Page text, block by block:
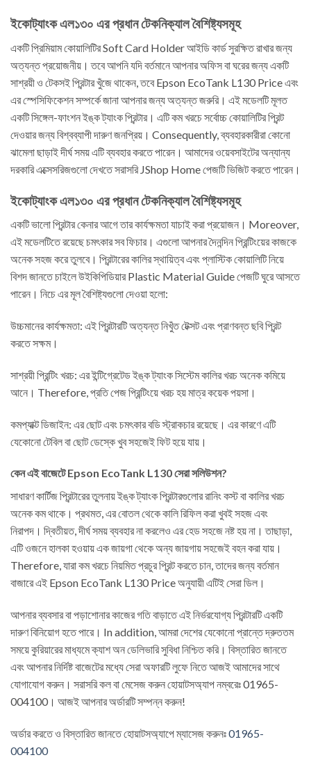
ইকোট্যাংক এল১৩০ এর প্রধান টেকনিক্যাল বৈশিষ্ট্যসমূহ
একটি প্রিমিয়াম কোয়ালিটির Soft Card Holder আইডি কার্ড সুরক্ষিত রাখার জন্য
অত্যন্ত প্রয়োজনীয়। তবে আপনি যদি বর্তমানে আপনার অফিস বা ঘরের জন্য একটি
সাশ্রয়ী ও টেকসই প্রিন্টার খুঁজে থাকেন, তবে Epson EcoTank L130 Price এবং
এর স্পেসিফিকেশন সম্পর্কে জানা আপনার জন্য অত্যন্ত জরুরি। এই মডেলটি মূলত
একটি সিঙ্গেল-ফাংশন ইঙ্ক ট্যাংক প্রিন্টার। এটি কম খরচে সর্বোচ্চ কোয়ালিটির প্রিন্ট
দেওয়ার জন্য বিশ্বব্যাপী দারুণ জনপ্রিয়। Consequently, ব্যবহারকারীরা কোনো
ঝামেলা ছাড়াই দীর্ঘ সময় এটি ব্যবহার করতে পারেন। আমাদের ওয়েবসাইটের অন্যান্য
দরকারি এক্সেসরিজগুলো দেখতে সরাসরি JShop Home পেজটি ভিজিট করতে পারেন।
ইকোট্যাংক এল১৩০ এর প্রধান টেকনিক্যাল বৈশিষ্ট্যসমূহ
একটি ভালো প্রিন্টার কেনার আগে তার কার্যক্ষমতা যাচাই করা প্রয়োজন। Moreover,
এই মডেলটিতে রয়েছে চমৎকার সব ফিচার। এগুলো আপনার দৈনন্দিন প্রিন্টিংয়ের কাজকে
অনেক সহজ করে তুলবে। প্রিন্টারের কালির স্থায়িত্ব এবং প্লাস্টিক কোয়ালিটি নিয়ে
বিশদ জানতে চাইলে উইকিপিডিয়ার Plastic Material Guide পেজটি ঘুরে আসতে
পারেন। নিচে এর মূল বৈশিষ্ট্যগুলো দেওয়া হলো:
উচ্চমানের কার্যক্ষমতা: এই প্রিন্টারটি অত্যন্ত নিখুঁত টেক্সট এবং প্রাণবন্ত ছবি প্রিন্ট
করতে সক্ষম।
সাশ্রয়ী প্রিন্টিং খরচ: এর ইন্টিগ্রেটেড ইঙ্ক ট্যাংক সিস্টেম কালির খরচ অনেক কমিয়ে
আনে। Therefore, প্রতি পেজ প্রিন্টিংয়ে খরচ হয় মাত্র কয়েক পয়সা।
কমপ্যাক্ট ডিজাইন: এর ছোট এবং চমৎকার বডি স্ট্রাকচার রয়েছে। এর কারণে এটি
যেকোনো টেবিল বা ছোট ডেস্কে খুব সহজেই ফিট হয়ে যায়।
কেন এই বাজেটে Epson EcoTank L130 সেরা সলিউশন?
সাধারণ কার্টিজ প্রিন্টারের তুলনায় ইঙ্ক ট্যাংক প্রিন্টারগুলোর রানিং কস্ট বা কালির খরচ
অনেক কম থাকে। প্রথমত, এর বোতল থেকে কালি রিফিল করা খুবই সহজ এবং
নিরাপদ। দ্বিতীয়ত, দীর্ঘ সময় ব্যবহার না করলেও এর হেড সহজে নষ্ট হয় না। তাছাড়া,
এটি ওজনে হালকা হওয়ায় এক জায়গা থেকে অন্য জায়গায় সহজেই বহন করা যায়।
Therefore, যারা কম খরচে নিয়মিত প্রচুর প্রিন্ট করতে চান, তাদের জন্য বর্তমান
বাজারে এই Epson EcoTank L130 Price অনুযায়ী এটিই সেরা ডিল।
আপনার ব্যবসার বা পড়াশোনার কাজের গতি বাড়াতে এই নির্ভরযোগ্য প্রিন্টারটি একটি
দারুণ বিনিয়োগ হতে পারে। In addition, আমরা দেশের যেকোনো প্রান্তে দ্রুততম
সময়ে কুরিয়ারের মাধ্যমে ক্যাশ অন ডেলিভারি সুবিধা নিশ্চিত করি। বিস্তারিত জানতে
এবং আপনার নির্দিষ্ট বাজেটের মধ্যে সেরা অফারটি লুফে নিতে আজই আমাদের সাথে
যোগাযোগ করুন। সরাসরি কল বা মেসেজ করুন হোয়াটসঅ্যাপ নম্বরেঃ 01965-
004100। আজই আপনার অর্ডারটি সম্পন্ন করুন!
অর্ডার করতে ও বিস্তারিত জানতেহোয়াটসঅ্যাপে ম্যাসেজকরুনঃ01965-
004100